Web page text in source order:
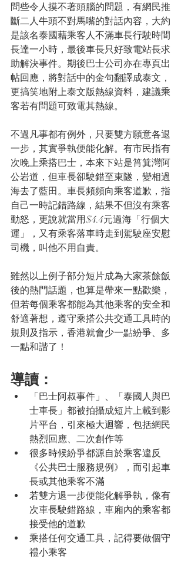
問些令人摸不著頭腦的問題，有網民推
斷二人牛頭不對馬嘴的對話內容，大約
是該名泰國藉乘客人不滿車長行駛時間
長達一小時，最後車長只好致電站長求
助解決事件。期後巴士公司亦在專頁出
帖回應，將對話中的金句翻譯成泰文，
更搞笑地附上泰文版熱線資料，建議乘
客若有問題可致電其熱線。
不過凡事都有例外，只要雙方願意各退
一步，其實爭執便能化解。有市民指有
次晚上乘搭巴士，本來下站是筲箕灣阿
公岩道，但車長卻駛錯至東隧，變相過
海去了藍田。車長頻頻向乘客道歉，指
自己一時記錯路線，結果不但沒有乘客
動怒，更說就當用$4.4元過海「行個大
運」，又有乘客落車時走到駕駛座安慰
司機，叫他不用自責。
雖然以上例子部分短片成為大家茶餘飯
後的熱門話題，也算是帶來一點歡樂，
但若每個乘客都能為其他乘客的安全和
舒適著想，遵守乘搭公共交通工具時的
規則及指示，香港就會少一點紛爭、多
一點和諧了！
導讀：
「巴士阿叔事件」、「泰國人與巴
士車長」都被拍攝成短片上載到影
片平台，引來極大迴響，包括網民
熱烈回應、二次創作等
很多時候紛爭都源自於乘客違反
《公共巴士服務規例》，而引起車
長或其他乘客不滿
若雙方退一步便能化解爭執，像有
次車長駛錯路線，車廂內的乘客都
接受他的道歉
乘搭任何交通工具，記得要做個守
禮小乘客